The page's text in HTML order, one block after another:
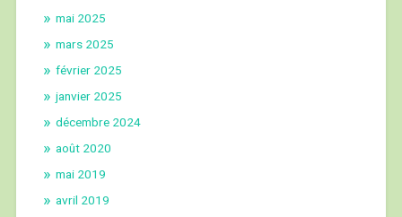
mai 2025
mars 2025
février 2025
janvier 2025
décembre 2024
août 2020
mai 2019
avril 2019